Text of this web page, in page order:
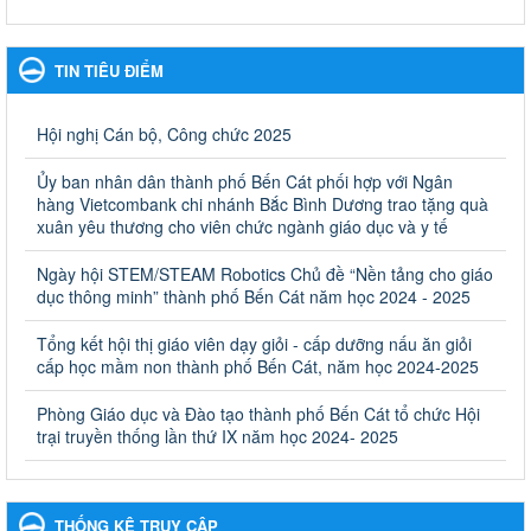
Kế hoạch Phổ biến, giáo dục pháp luật năm 2025 của ngành
Giáo dục và Đào tạo thành phố Bến Cát
Kế hoạch Phổ biến, giáo dục pháp luật năm 2025 của ngành
Ngày ban hành: 28/02/2025
Quyết định công bố thủ tục hành chính bị bãi bỏ trong lĩnh
vực giáo dục đào tạo thuộc hệ giáo dục quốc dân và cơ sở
giáo dục khác thuộc thẩm quyền giải quyết của Sở Giáo dục
và Đào tạo, Ủy ban nhân dân cấp huyện
Quyết định công bố thủ tục hành chính bị bãi bỏ trong lĩnh vực
giáo dục đào tạo thuộc hệ giáo dục quốc dân và cơ sở giáo dục
khác thuộc thẩm quyền giải quyết của Sở Giáo dục và Đào tạo,
Ủy ban nhân dân cấp huyện
Ngày ban hành: 30/09/2024
Hướng dẫn thực hiện nhiệm vụ giáo dục tiểu học năm học
2024-2025
Hướng dẫn thực hiện nhiệm vụ giáo dục tiểu học năm học 2024-
2025
Ngày ban hành: 26/09/2024
TIN TIÊU ĐIỂM
Hội nghị Cán bộ, Công chức 2025
Ủy ban nhân dân thành phố Bến Cát phối hợp với Ngân
hàng Vietcombank chi nhánh Bắc Bình Dương trao tặng quà
xuân yêu thương cho viên chức ngành giáo dục và y tế
Ngày hội STEM/STEAM Robotics Chủ đề “Nền tảng cho giáo
dục thông minh” thành phố Bến Cát năm học 2024 - 2025
Tổng kết hội thị giáo viên dạy giỏi - cấp dưỡng nấu ăn giỏi
cấp học mầm non thành phố Bến Cát, năm học 2024-2025
Phòng Giáo dục và Đào tạo thành phố Bến Cát tổ chức Hội
trại truyền thống lần thứ IX năm học 2024- 2025
THỐNG KÊ TRUY CẬP